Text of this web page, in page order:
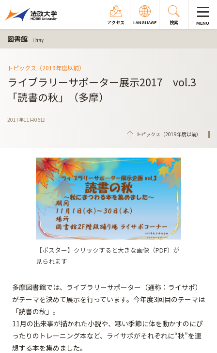
アクセス LANGUAGE 検索 MENU
図書館 Library
トピックス（2019年度以前）
ライブラリーサポーター展示2017 vol.3
「読書の秋」（多摩）
2017年11月06日
トピックス（2019年度以前）
【ポスター】クリックすると大きな画像（PDF）が
見られます
多摩図書館では、ライブラリーサポーター（通称：ライサポ）
がテーマを決めて展示を行っています。今年度3回目のテーマは
「読書の秋」。
11月の出来事が描かれた小説や、寒い季節に体を動かすのにぴ
ったりのトレーニング本など、ライサポがそれぞれに“秋”を連
想する本を集めました。